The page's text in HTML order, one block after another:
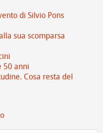
di Silvio Pons
sua scomparsa
50 anni
Cosa resta del